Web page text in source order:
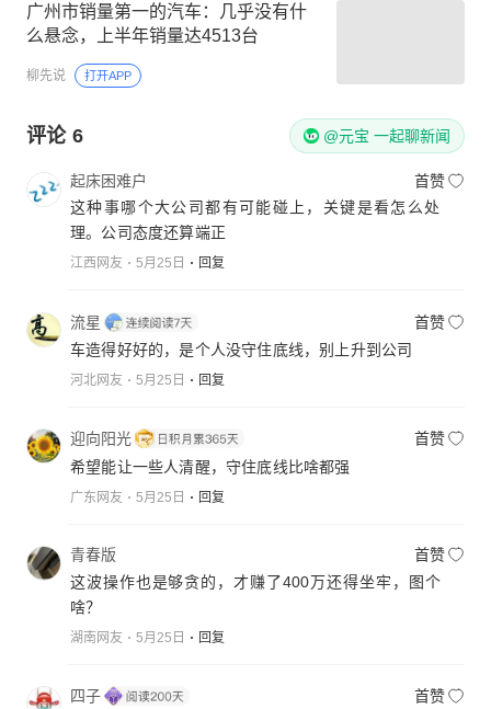
广州市销量第一的汽车：几乎没有什
么悬念，上半年销量达4513台
柳先说 打开APP
评论 6 @元宝 一起聊新闻
起床困难户
首赞
这种事哪个大公司都有可能碰上，关键是看怎么处
理。公司态度还算端正
江西网友 5月25日 回复
流星
首赞
车造得好好的，是个人没守住底线，别上升到公司
河北网友 5月25日 回复
迎向阳光
首赞
希望能让一些人清醒，守住底线比啥都强
广东网友 5月25日 回复
青春版
首赞
这波操作也是够贪的，才赚了400万还得坐牢，图个
啥？
湖南网友 5月25日 回复
四子
首赞